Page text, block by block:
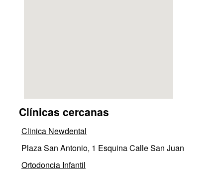
Clínicas cercanas
Clinica Newdental
Plaza San Antonio, 1 Esquina Calle San Juan
Ortodoncia Infantil